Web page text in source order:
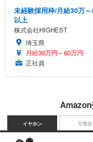
未経験採用枠/月給30万
以上
株式会社HIGHEST
埼玉県
月給30万円～60万円
正社員
イヤホン 充電器